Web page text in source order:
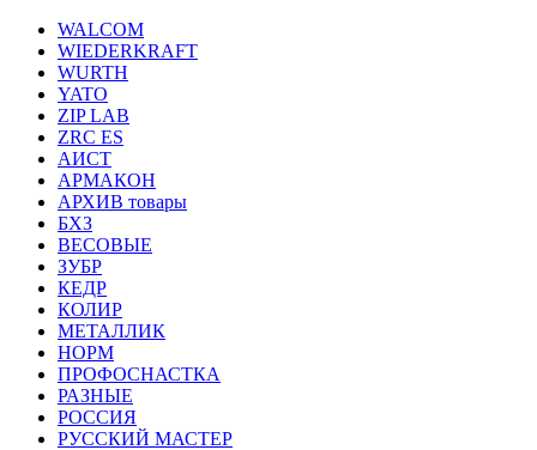
WALCOM
WIEDERKRAFT
WURTH
YATO
ZIP LAB
ZRC ES
АИСТ
АРМАКОН
АРХИВ товары
БХЗ
ВЕСОВЫЕ
ЗУБР
КЕДР
КОЛИР
МЕТАЛЛИК
НОРМ
ПРОФОСНАСТКА
РАЗНЫЕ
РОССИЯ
РУССКИЙ МАСТЕР